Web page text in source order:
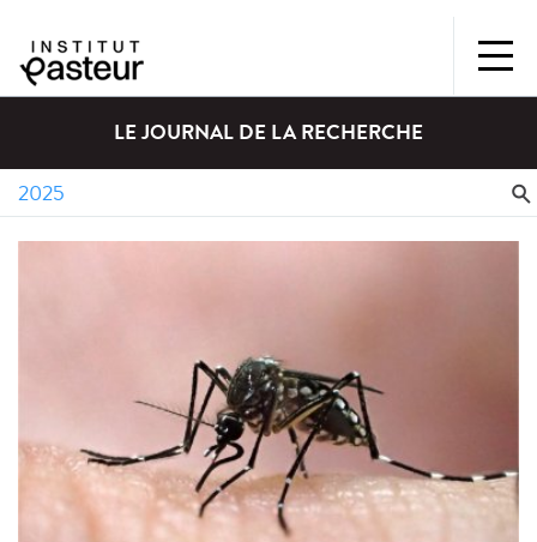
LE JOURNAL DE LA RECHERCHE